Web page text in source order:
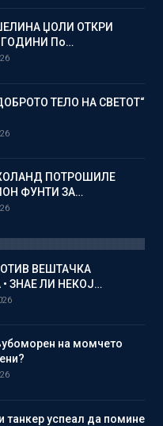
ЏОЛИ ОТКРИ
ГОДИНИ По…
ТЕЛО НА СВЕТОТ“
ПОТРОШИЛЕ
ФУНТИ ЗА…
ВЕШТАЧКА
ЗНАЕ ЛИ НЕКОЈ…
на момчето
успеал да помине